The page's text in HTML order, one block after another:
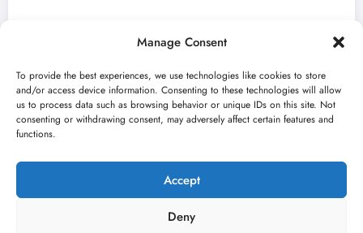
Manage Consent
To provide the best experiences, we use technologies like cookies to store
and/or access device information. Consenting to these technologies will allow
us to process data such as browsing behavior or unique IDs on this site. Not
consenting or withdrawing consent, may adversely affect certain features and
functions.
Accept
Deny
13.
Počinje 33. BELEF: Pogledajte
jun 20, 2026 Kulturni kišobran